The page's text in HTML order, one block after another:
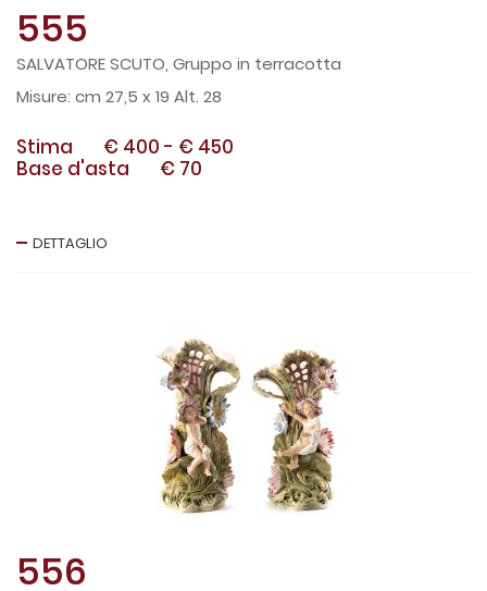
555
SALVATORE SCUTO, Gruppo in terracotta
cm 27,5 x 19 Alt. 28
Stima € 400 - € 450
Base d'asta
€ 70
DETTAGLIO
556